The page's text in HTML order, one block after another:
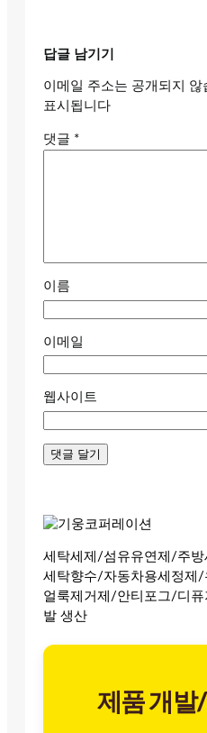
답글 남기기
이메일 주소는 공개되지 않
표시됩니다
댓글 *
이름
이메일
웹사이트
세탁세제/섬유유연제/주방
세탁향수/자동차용세정제/
얼룩제거제/안티포그/디퓨
발 생산
제품 개발